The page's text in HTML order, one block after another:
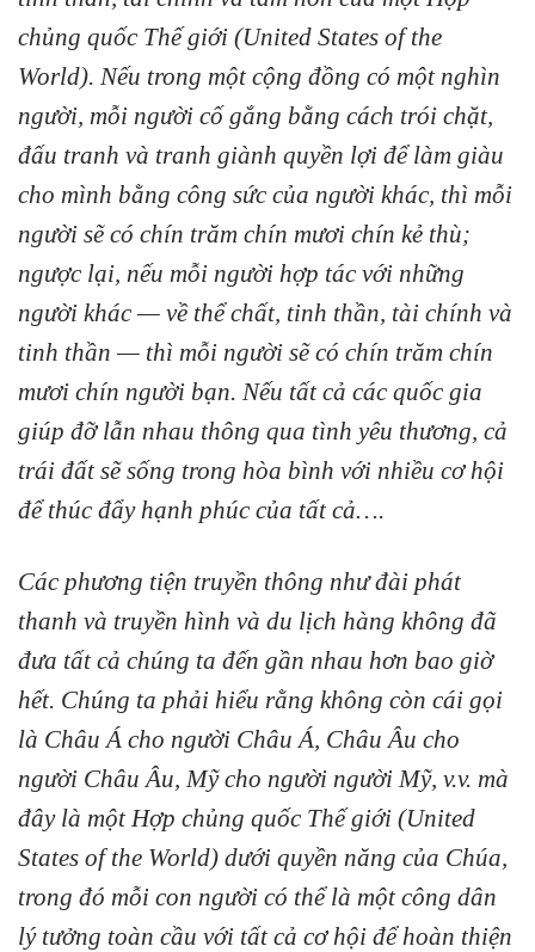
chủng quốc Thế giới (United States of the
World). Nếu trong một cộng đồng có một nghìn
người, mỗi người cố gắng bằng cách trói chặt,
đấu tranh và tranh giành quyền lợi để làm giàu
cho mình bằng công sức của người khác, thì mỗi
người sẽ có chín trăm chín mươi chín kẻ thù;
ngược lại, nếu mỗi người hợp tác với những
người khác — về thể chất, tinh thần, tài chính và
tinh thần — thì mỗi người sẽ có chín trăm chín
mươi chín người bạn. Nếu tất cả các quốc gia
giúp đỡ lẫn nhau thông qua tình yêu thương, cả
trái đất sẽ sống trong hòa bình với nhiều cơ hội
để thúc đẩy hạnh phúc của tất cả….
Các phương tiện truyền thông như đài phát
thanh và truyền hình và du lịch hàng không đã
đưa tất cả chúng ta đến gần nhau hơn bao giờ
hết. Chúng ta phải hiểu rằng không còn cái gọi
là Châu Á cho người Châu Á, Châu Âu cho
người Châu Âu, Mỹ cho người người Mỹ, v.v. mà
đây là một Hợp chủng quốc Thế giới (United
States of the World) dưới quyền năng của Chúa,
trong đó mỗi con người có thể là một công dân
lý tưởng toàn cầu với tất cả cơ hội để hoàn thiện